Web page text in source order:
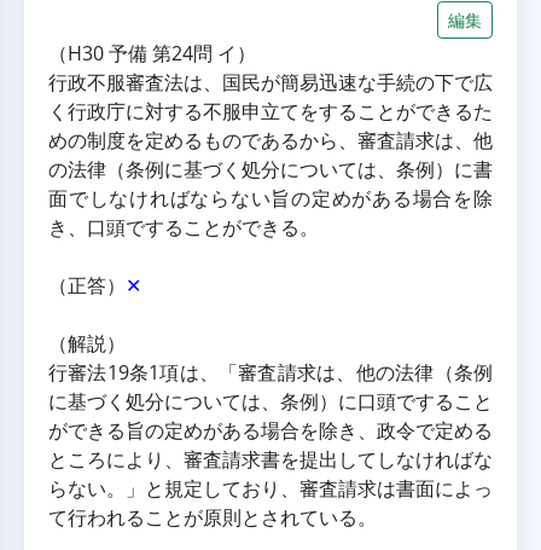
編集
（H30 予備 第24問 イ）
行政不服審査法は、国民が簡易迅速な手続の下で広
く行政庁に対する不服申立てをすることができるた
めの制度を定めるものであるから、審査請求は、他
の法律（条例に基づく処分については、条例）に書
面でしなければならない旨の定めがある場合を除
き、口頭ですることができる。
（正答） ✕
（解説）
行審法19条1項は、「審査請求は、他の法律（条例
に基づく処分については、条例）に口頭ですること
ができる旨の定めがある場合を除き、政令で定める
ところにより、審査請求書を提出してしなければな
らない。」と規定しており、審査請求は書面によっ
て行われることが原則とされている。